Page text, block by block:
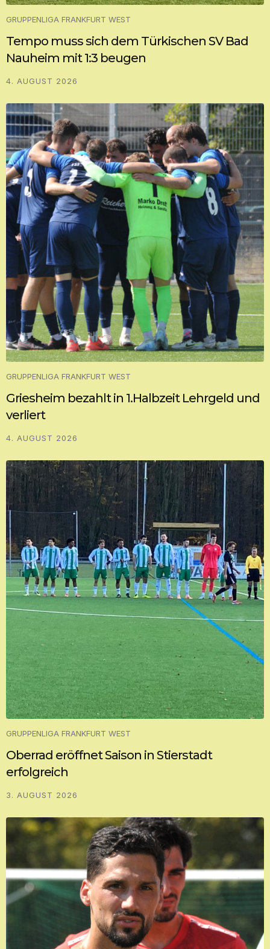
GRUPPENLIGA FRANKFURT WEST
Tempo muss sich dem Türkischen SV Bad
Nauheim mit 1:3 beugen
4. AUGUST 2026
GRUPPENLIGA FRANKFURT WEST
Griesheim bezahlt in 1.Halbzeit Lehrgeld und
verliert
4. AUGUST 2026
GRUPPENLIGA FRANKFURT WEST
Oberrad eröffnet Saison in Stierstadt
erfolgreich
3. AUGUST 2026